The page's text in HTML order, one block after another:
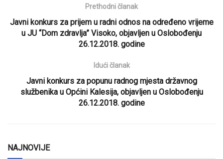
Prethodni članak
Javni konkurs za prijem u radni odnos na određeno vrijeme
u JU “Dom zdravlja” Visoko, objavljen u Oslobođenju
26.12.2018. godine
Idući članak
Javni konkurs za popunu radnog mjesta državnog
službenika u Općini Kalesija, objavljen u Oslobođenju
26.12.2018. godine
NAJNOVIJE